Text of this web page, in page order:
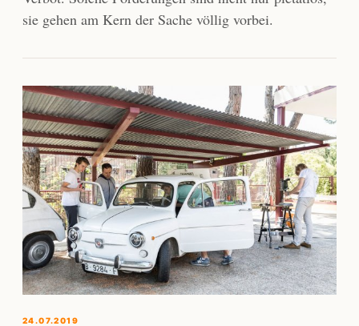
sie gehen am Kern der Sache völlig vorbei.
24.07.2019